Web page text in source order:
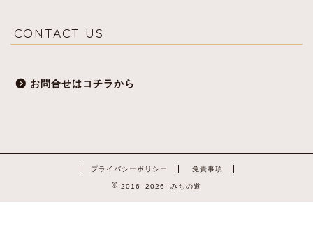
CONTACT US
お問合せはコチラから
プライバシーポリシー 免責事項
2016–2026 みちの道